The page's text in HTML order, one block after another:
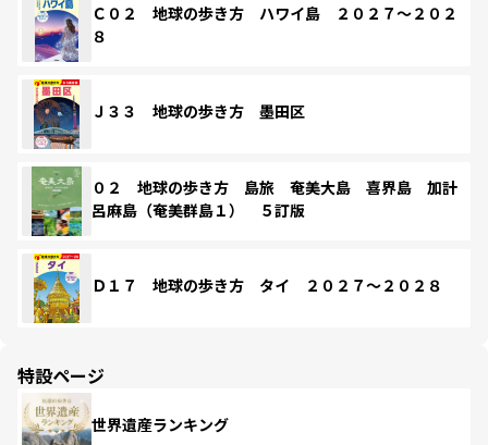
Ｃ０２ 地球の歩き方 ハワイ島 ２０２７～２０２
８
Ｊ３３ 地球の歩き方 墨田区
０２ 地球の歩き方 島旅 奄美大島 喜界島 加計
呂麻島（奄美群島１） ５訂版
Ｄ１７ 地球の歩き方 タイ ２０２７～２０２８
特設ページ
世界遺産ランキング